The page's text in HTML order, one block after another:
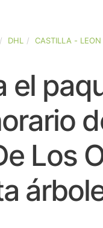
DHL CASTILLA - LEON
el
Los